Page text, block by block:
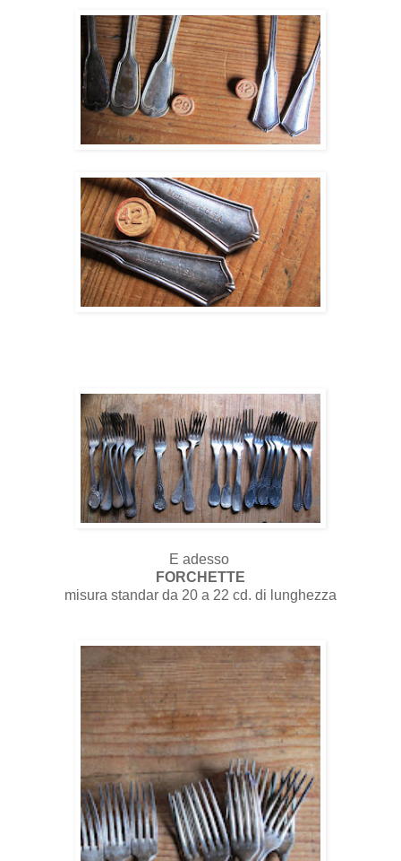
E adesso
FORCHETTE
misura standar da 20 a 22 cd. di lunghezza